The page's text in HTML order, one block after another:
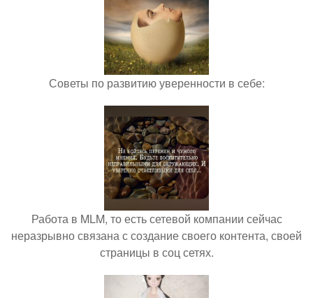
Советы по развитию уверенности в себе:
Работа в MLM, то есть сетевой компании сейчас
неразрывно связана с создание своего контента, своей
страницы в соц сетях.